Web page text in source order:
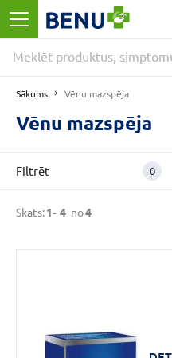
Sākums Vēnu mazspēja
FiltrētNoņemt
filtrus
Kategorijas
Bezrecepšu
(4)
E
-
APTIEKA
un
Vēnu mazspēja
Skats:1- 4 no4
Filtrēt 0